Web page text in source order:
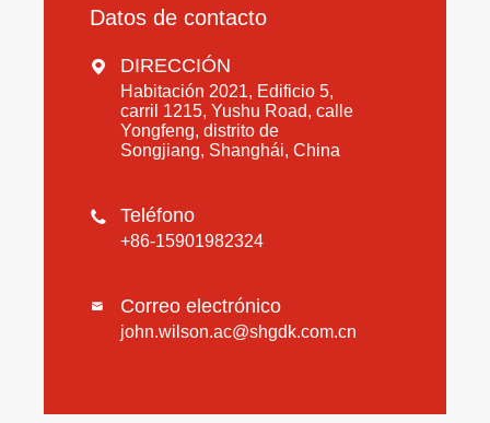
Datos de contacto
 DIRECCIÓN
Habitación 2021, Edificio 5,
carril 1215, Yushu Road, calle
Yongfeng, distrito de
Songjiang, Shanghái, China
 Teléfono
+86-15901982324
 Correo electrónico
john.wilson.ac@shgdk.com.cn